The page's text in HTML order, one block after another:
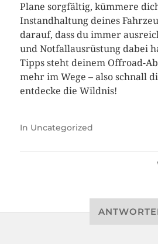
Plane sorgfältig, kümmere
Instandhaltung deines
darauf, dass du immer
und Notfallausrüstung dabei
Tipps steht deinem Offroad-
mehr im Wege – also schnall
entdecke die Wildnis!
In Uncategorized